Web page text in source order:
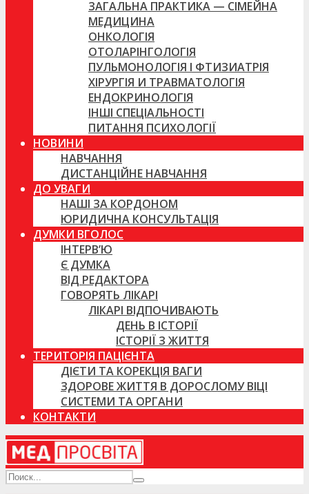
ЗАГАЛЬНА ПРАКТИКА — СІМЕЙНА
МЕДИЦИНА
ОНКОЛОГІЯ
ОТОЛАРІНГОЛОГІЯ
ПУЛЬМОНОЛОГІЯ І ФТИЗИАТРІЯ
ХІРУРГІЯ И ТРАВМАТОЛОГІЯ
ЕНДОКРИНОЛОГІЯ
ІНШІ СПЕЦІАЛЬНОСТІ
ПИТАННЯ ПСИХОЛОГІЇ
НОВИНИ
НАВЧАННЯ
ДИСТАНЦІЙНЕ НАВЧАННЯ
ДО УВАГИ
НАШІ ЗА КОРДОНОМ
ЮРИДИЧНА КОНСУЛЬТАЦІЯ
ДУМКИ ВГОЛОС
ІНТЕРВ’Ю
Є ДУМКА
ВІД РЕДАКТОРА
ГОВОРЯТЬ ЛІКАРІ
ЛІКАРІ ВІДПОЧИВАЮТЬ
ДЕНЬ В ІСТОРІЇ
ІСТОРІЇ З ЖИТТЯ
ТЕРИТОРІЯ ПАЦІЄНТА
ДІЄТИ ТА КОРЕКЦІЯ ВАГИ
ЗДОРОВЕ ЖИТТЯ В ДОРОСЛОМУ ВІЦІ
СИСТЕМИ ТА ОРГАНИ
КОНТАКТИ